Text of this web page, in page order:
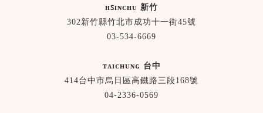
ʜꜱɪɴᴄʜᴜ 新竹
302新竹縣竹北市成功十一街45號
03-534-6669
ᴛᴀɪᴄʜᴜɴɢ 台中
414台中市烏日區高鐵路三段168號
04-2336-0569